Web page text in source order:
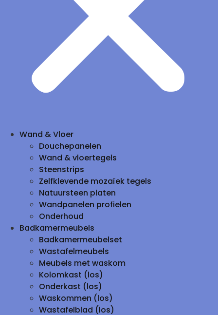
Wand & Vloer
Douchepanelen
Wand & vloertegels
Steenstrips
Zelfklevende mozaïek tegels
Natuursteen platen
Wandpanelen profielen
Onderhoud
Badkamermeubels
Badkamermeubelset
Wastafelmeubels
Meubels met waskom
Kolomkast (los)
Onderkast (los)
Waskommen (los)
Wastafelblad (los)